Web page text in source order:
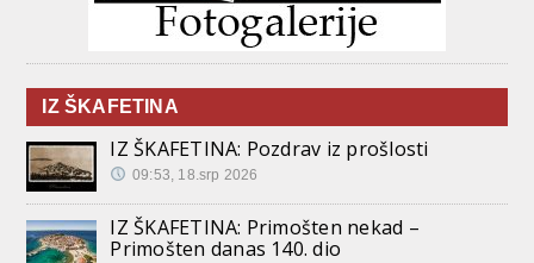
IZ ŠKAFETINA
IZ ŠKAFETINA: Pozdrav iz prošlosti
09:53, 18.srp 2026
IZ ŠKAFETINA: Primošten nekad –
Primošten danas 140. dio